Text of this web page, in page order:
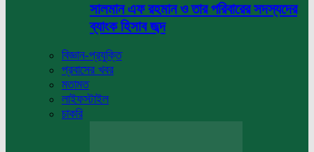
সালমান এফ রহমান ও তার পরিবারের সদস্যদের
ব্যাংক হিসাব জব্দ
বিজ্ঞান-প্রযুক্তি
প্রবাসের খবর
মতামত
লাইফস্টাইল
চাকরি